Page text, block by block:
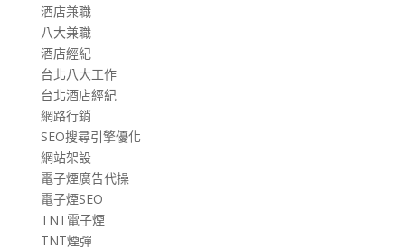
酒店兼職
八大兼職
酒店經紀
台北八大工作
台北酒店經紀
網路行銷
SEO搜尋引擎優化
網站架設
電子煙廣告代操
電子煙SEO
TNT電子煙
TNT煙彈